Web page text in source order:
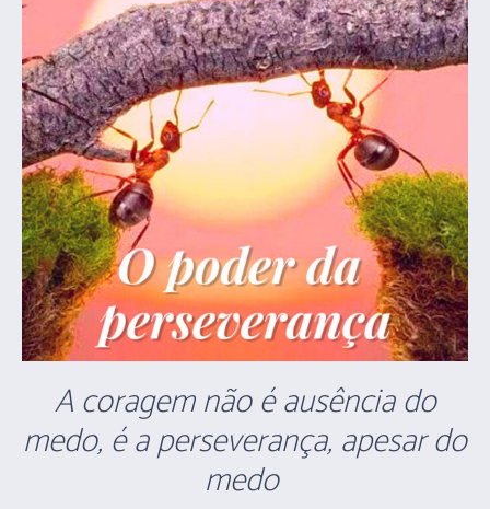
A coragem não é ausência do
medo, é a perseverança, apesar do
medo